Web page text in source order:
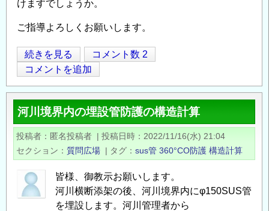
計）
の
けますでしょうか。
ご指導よろしくお願いします。
管
渠
の
外
圧
試
結
果
（kg/m）
続きを見る
コメント数 2
コメントを追加
河川境界内の埋設管防護の構造計算
投稿者 匿名投稿者 | 投稿日時
2022/11/16(水) 21:04
セクション
質問広場 | タグ sus管 360°CO防護 構造計算
皆様、御教示お願いします。
河川横断添架の後、河川境界内にφ150SUS管
を埋設します。河川管理者から